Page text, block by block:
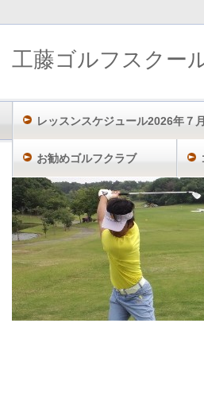
工藤ゴルフスクール TOP
工藤ゴルフスクー
レッスンスケジュール2026年７
お勧めゴルフクラブ